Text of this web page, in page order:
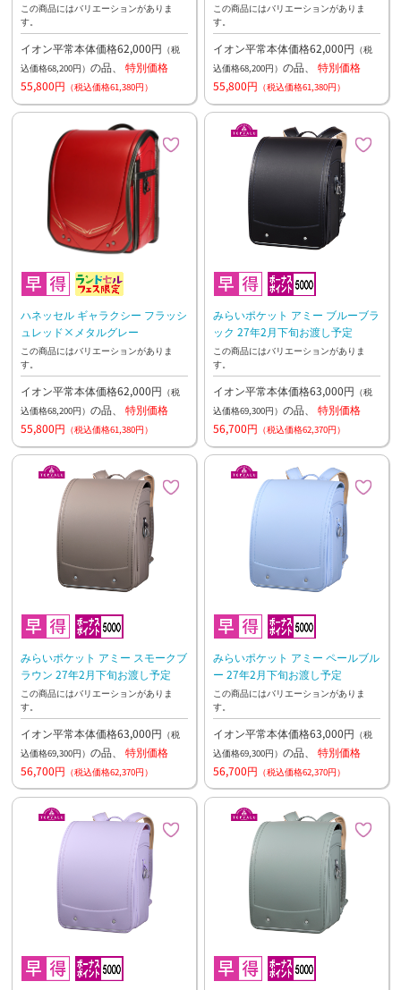
この商品にはバリエーションがありま
す。
イオン平常本体価格62,000円 （税
込価格68,200円） の品、 特別価格
55,800円 （税込価格61,380円）
この商品にはバリエーションがありま
す。
イオン平常本体価格62,000円 （税
込価格68,200円） の品、 特別価格
55,800円 （税込価格61,380円）
ハネッセル ギャラクシー フラッシ
ュレッド×メタルグレー
この商品にはバリエーションがありま
す。
イオン平常本体価格62,000円 （税
込価格68,200円） の品、 特別価格
55,800円 （税込価格61,380円）
みらいポケット アミー ブルーブラ
ック 27年2月下旬お渡し予定
この商品にはバリエーションがありま
す。
イオン平常本体価格63,000円 （税
込価格69,300円） の品、 特別価格
56,700円 （税込価格62,370円）
みらいポケット アミー スモークブ
ラウン 27年2月下旬お渡し予定
この商品にはバリエーションがありま
す。
イオン平常本体価格63,000円 （税
込価格69,300円） の品、 特別価格
56,700円 （税込価格62,370円）
みらいポケット アミー ペールブル
ー 27年2月下旬お渡し予定
この商品にはバリエーションがありま
す。
イオン平常本体価格63,000円 （税
込価格69,300円） の品、 特別価格
56,700円 （税込価格62,370円）